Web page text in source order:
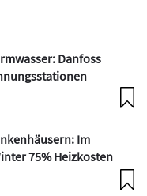
Danfoss
Im
75% Heizkosten